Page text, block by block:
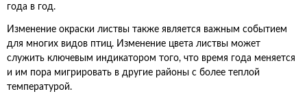
года в год.
Изменение окраски листвы также является важным событием
для многих видов птиц. Изменение цвета листвы может
служить ключевым индикатором того, что время года меняется
и им пора мигрировать в другие районы с более теплой
температурой.